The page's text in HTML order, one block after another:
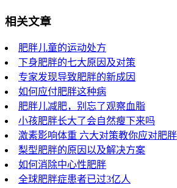
相关文章
肥胖儿童的运动处方
下身肥胖的七大原因及对策
专家发现导致肥胖的新成因
如何应付肥胖这种病
肥胖儿减肥，别忘了观察血脂
小孩肥胖长大了会自然瘦下来吗
激素影响体重 六大对策教你应对肥胖
梨型肥胖的原因以及解决方案
如何消除中心性肥胖
全球肥胖症患者已过3亿人